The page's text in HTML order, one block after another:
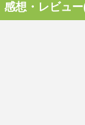
感想・レビュ